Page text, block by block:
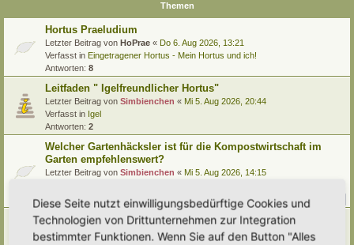
Themen
Hortus Praeludium
Letzter Beitrag von HoPrae « Do 6. Aug 2026, 13:21
Verfasst in Eingetragener Hortus - Mein Hortus und ich!
Antworten: 8
Leitfaden " Igelfreundlicher Hortus"
Letzter Beitrag von Simbienchen « Mi 5. Aug 2026, 20:44
Verfasst in Igel
Antworten: 2
Welcher Gartenhäcksler ist für die Kompostwirtschaft im
Garten empfehlenswert?
Letzter Beitrag von Simbienchen « Mi 5. Aug 2026, 14:15
Antworten:
Ernte im Juli
Letzter Beitrag vonUmkraut «Mi 5. Aug 2026, 01:50
Diese Seite nutzt einwilligungsbedürftige Cookies und
Technologien von Drittunternehmen zur Integration
bestimmter Funktionen. Wenn Sie auf den Button "Alles